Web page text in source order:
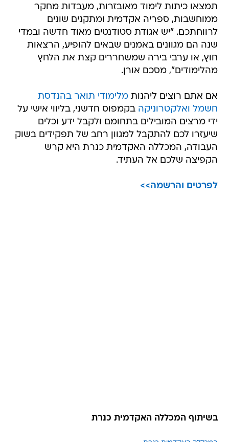
תמצאו כיתות לימוד מאובזרות, מעבדות מחקר
ממוחשבות, ספריה אקדמית ומתקנים שונים
לרווחתכם. "יש אגודת סטודנטים מאוד חדשה ובמדי
שנה הם מגוונים באמנים שבאים להופיע, הרצאות
חוץ, או ערבי בירה שמשחררים קצת את הלחץ
מהלימודים", מסכם אורן.
אם אתם רוצים ליהנותמלימודי תואר בהנדסת
חשמל ואלקטרוניקה בקמפוס חדשני, בליווי אישי על
ידי מרצים המובילים בתחומם ולקבל ידע וכלים
שיעזרו לכם להתקבל למגוון רחב של תפקידים בשוק
העבודה, המכללה האקדמית כנרת היא קרש
הקפיצה שלכם אל העתיד.
לפרטים והרשמה>>
בשיתוף המכללה האקדמית כנרת